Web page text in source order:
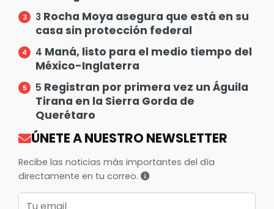
3 Rocha Moya asegura que está en su
casa sin protección federal
4 Maná, listo para el medio tiempo del
México-Inglaterra
5 Registran por primera vez un Águila
Tirana en la Sierra Gorda de
Querétaro
ÚNETE A NUESTRO NEWSLETTER
Recibe las noticias más importantes del día
directamente en tu correo.
Correo electrónico